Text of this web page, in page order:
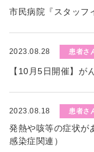
市民病院『スタッフ
2023.08.28 患者さ
【10月5日開催】が
2023.08.18 患者さ
発熱や咳等の症状が
感染症関連）